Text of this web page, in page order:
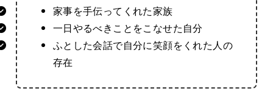
家事を手伝ってくれた家族
一日やるべきことをこなせた自分
ふとした会話で自分に笑顔をくれた人の
存在